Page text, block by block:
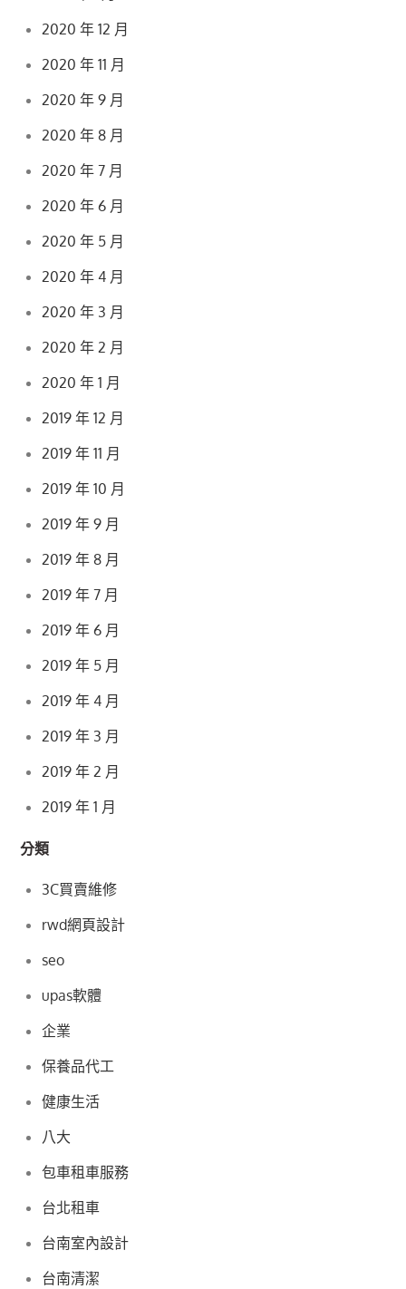
2020 年 12 月
2020 年 11 月
2020 年 9 月
2020 年 8 月
2020 年 7 月
2020 年 6 月
2020 年 5 月
2020 年 4 月
2020 年 3 月
2020 年 2 月
2020 年 1 月
2019 年 12 月
2019 年 11 月
2019 年 10 月
2019 年 9 月
2019 年 8 月
2019 年 7 月
2019 年 6 月
2019 年 5 月
2019 年 4 月
2019 年 3 月
2019 年 2 月
2019 年 1 月
分類
3C買賣維修
rwd網頁設計
seo
upas軟體
企業
保養品代工
健康生活
八大
包車租車服務
台北租車
台南室內設計
台南清潔